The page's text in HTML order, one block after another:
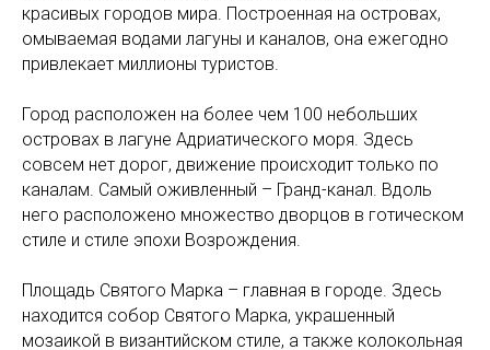
красивых городов мира. Построенная на островах,
омываемая водами лагуны и каналов, она ежегодно
привлекает миллионы туристов.
Город расположен на более чем 100 небольших
островах в лагуне Адриатического моря. Здесь
совсем нет дорог, движение происходит только по
каналам. Самый оживленный – Гранд-канал. Вдоль
него расположено множество дворцов в готическом
стиле и стиле эпохи Возрождения.
Площадь Святого Марка – главная в городе. Здесь
находится собор Святого Марка, украшенный
мозаикой в византийском стиле, а также колокольная